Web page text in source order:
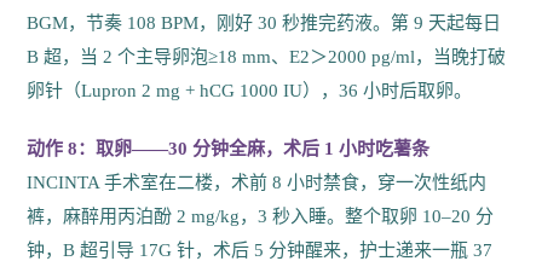
BGM，节奏 108 BPM，刚好 30 秒推完药液。第 9 天起每日
B 超，当 2 个主导卵泡≥18 mm、E2＞2000 pg/ml，当晚打破
卵针（Lupron 2 mg + hCG 1000 IU），36 小时后取卵。
动作 8：取卵——30 分钟全麻，术后 1 小时吃薯条
INCINTA 手术室在二楼，术前 8 小时禁食，穿一次性纸内
裤，麻醉用丙泊酚 2 mg/kg，3 秒入睡。整个取卵 10–20 分
钟，B 超引导 17G 针，术后 5 分钟醒来，护士递来一瓶 37